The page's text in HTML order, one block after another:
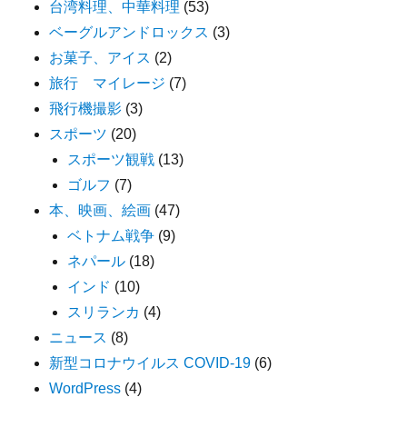
台湾料理、中華料理 (53)
ベーグルアンドロックス (3)
お菓子、アイス (2)
旅行 マイレージ (7)
飛行機撮影 (3)
スポーツ (20)
スポーツ観戦 (13)
ゴルフ (7)
本、映画、絵画 (47)
ベトナム戦争 (9)
ネパール (18)
インド (10)
スリランカ (4)
ニュース (8)
新型コロナウイルス COVID-19 (6)
WordPress (4)